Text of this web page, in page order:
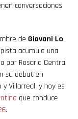
conversaciones
de Giovani Lo
acumula una
por Rosario Central
su debut en
Villarreal, y hoy es
que conduce
.